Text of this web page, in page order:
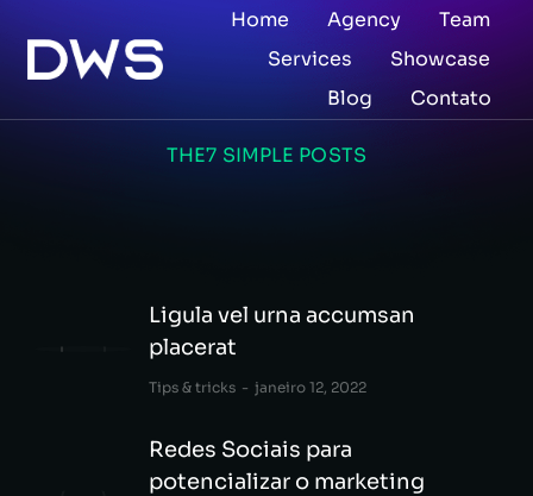
Home Agency
Team
Services
Showcase
Blog
Contato
THE7 SIMPLE POSTS
Ligula vel urna accumsan
placerat
Tips & tricks janeiro 12, 2022
Redes Sociais para
potencializar o marketing